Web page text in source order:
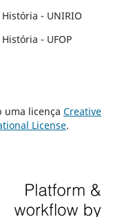
- UNIRIO
- UFOP
uma licença Creative
License.